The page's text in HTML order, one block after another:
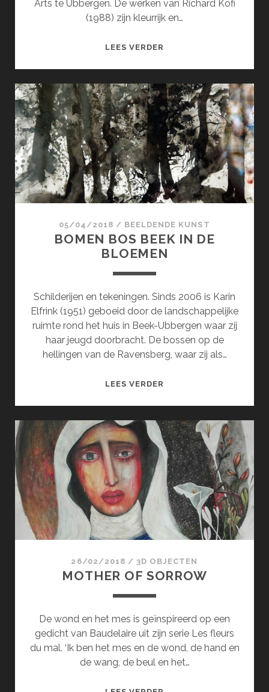
Arts te Ubbergen. De werken van Richard Kofi
(1988) zijn kleurrijk en…
LEES VERDER
VAN
RICHARD
KOFI
05/04/2018 / BEELDENDE KUNST
BOMEN BOS BEEK IN DE
BLOEMEN
Schilderijen en tekeningen. Sinds 2006 is Karin
Elfrink (1951) geboeid door de landschappelijke
ruimte rond het huis in Beek-Ubbergen waar zij
haar jeugd doorbracht. De bossen op de
hellingen van de Ravensberg, waar zij als…
LEES VERDER
IN
DE
BLOEMEN
26/02/2018 /3D OBJECTEN
MOTHER OF SORROW
De wond en het mes is geïnspireerd op een
gedicht van Baudelaire uit zijn serie Les fleurs
du mal. ‘Ik ben het mes en de wond, de hand en
de wang, de beul en het…